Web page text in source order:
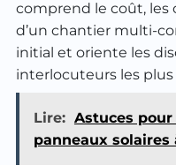
comprend le coût, les
d’un chantier multi-
initial et oriente les
interlocuteurs les
Lire: Astuces
panneaux